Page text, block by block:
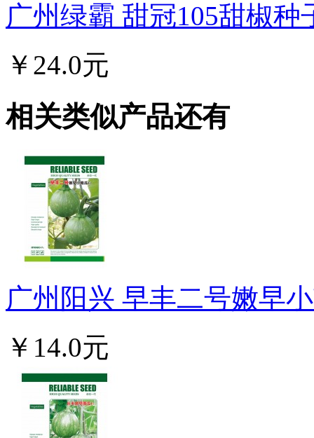
广州绿霸 甜冠105甜椒
￥24.0元
相关类似产品还有
广州阳兴 早丰二号嫩早
￥14.0元